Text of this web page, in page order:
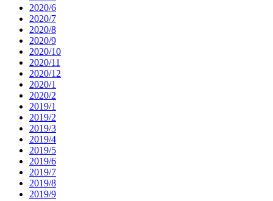
2020/6
2020/7
2020/8
2020/9
2020/10
2020/11
2020/12
2020/1
2020/2
2019/1
2019/2
2019/3
2019/4
2019/5
2019/6
2019/7
2019/8
2019/9